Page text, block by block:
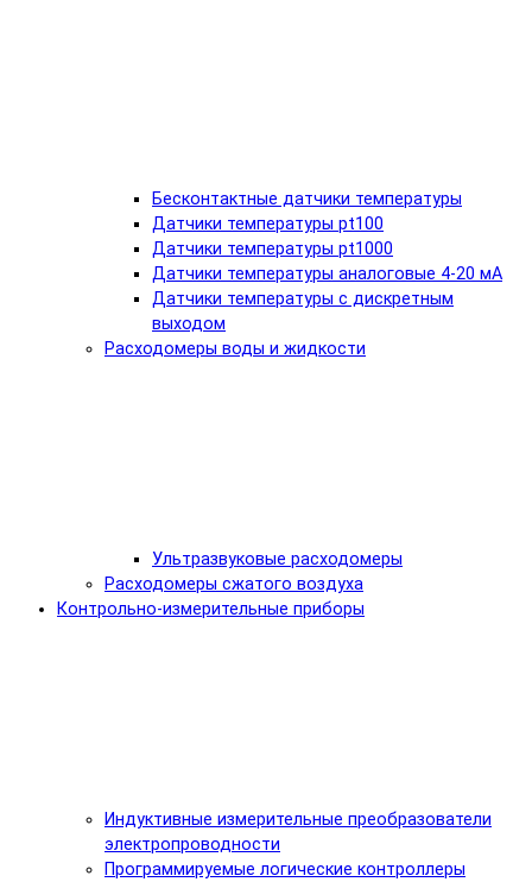
Бесконтактные датчики температуры
Датчики температуры pt100
Датчики температуры pt1000
Датчики температуры аналоговые 4-20 мА
Датчики температуры с дискретным
выходом
Расходомеры воды и жидкости
Ультразвуковые расходомеры
Расходомеры сжатого воздуха
Контрольно-измерительные приборы
Индуктивные измерительные преобразователи
электропроводности
Программируемые логические контроллеры